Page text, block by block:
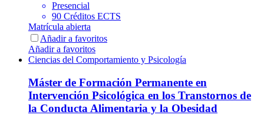
Presencial
90 Créditos ECTS
Matrícula abierta
Añadir a favoritos
Añadir a favoritos
Ciencias del Comportamiento y Psicología
Máster de Formación Permanente en
Intervención Psicológica en los Transtornos de
la Conducta Alimentaria y la Obesidad